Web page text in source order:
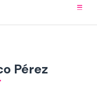
Pérez